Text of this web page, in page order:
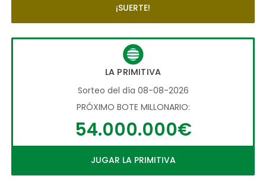
¡SUERTE!
LA PRIMITIVA
Sorteo del día 08-08-2026
PRÓXIMO BOTE MILLONARIO:
54.000.000€
JUGAR LA PRIMITIVA